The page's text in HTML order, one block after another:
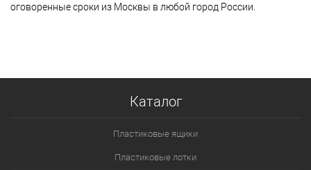
оговоренные сроки из Москвы в любой город России.
Каталог
Пластиковые ящики
Пластиковые лотки